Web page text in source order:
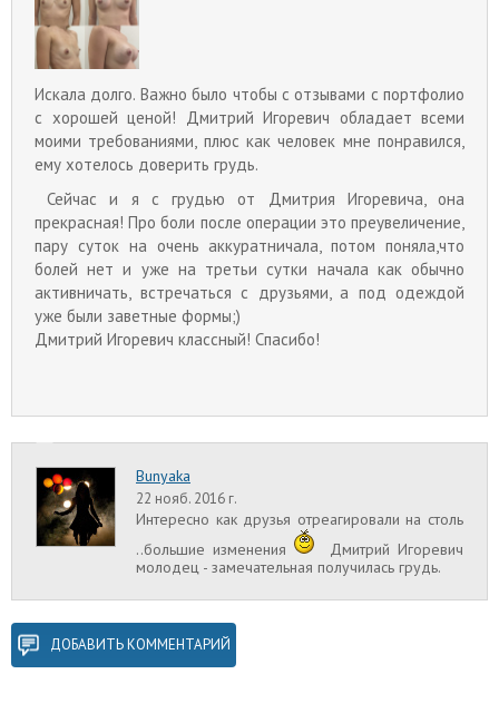
Искала долго. Важно было чтобы с отзывами с портфолио
с хорошей ценой! Дмитрий Игоревич обладает всеми
моими требованиями, плюс как человек мне понравился,
ему хотелось доверить грудь.
Сейчас и я с грудью от Дмитрия Игоревича, она
прекрасная! Про боли после операции это преувеличение,
пару суток на очень аккуратничала, потом поняла,что
болей нет и уже на третьи сутки начала как обычно
активничать, встречаться с друзьями, а под одеждой
уже были заветные формы;)
Дмитрий Игоревич классный! Спасибо!
Bunyaka
22 нояб. 2016 г.
Интересно как друзья отреагировали на столь
..большие изменения
Дмитрий Игоревич
молодец - замечательная получилась грудь.
ДОБАВИТЬ КОММЕНТАРИЙ